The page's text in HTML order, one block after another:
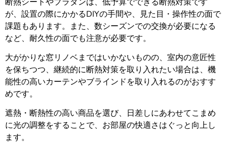
が、設置の際にかかるDIYの手間や、見た目・操作性の面で
課題もあります。また、数シーズンでの交換が必要になる
など、耐久性の面でも注意が必要です。
大がかりな窓リノベまではいかないものの、室内の意匠性
を保ちつつ、継続的に断熱対策を取り入れたい場合は、機
能性の高いカーテンやブラインドを取り入れるのがおすす
めです。
遮熱・断熱性の高い商品を選び、日差しにあわせてこまめ
に光の調整をすることで、お部屋の快適さはぐっと向上し
ます。